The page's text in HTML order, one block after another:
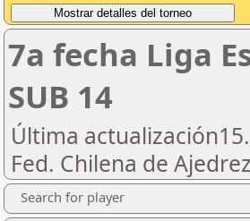
7a fecha Liga
SUB 14
Última
Fed. Chilena de
Search for player